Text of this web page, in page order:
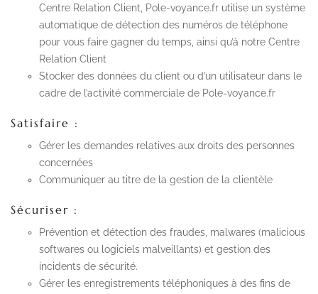
Centre Relation Client, Pole-voyance.fr utilise un système
automatique de détection des numéros de téléphone
pour vous faire gagner du temps, ainsi qu’à notre Centre
Relation Client
Stocker des données du client ou d’un utilisateur dans le
cadre de l’activité commerciale de Pole-voyance.fr
Satisfaire :
Gérer les demandes relatives aux droits des personnes
concernées
Communiquer au titre de la gestion de la clientèle
Sécuriser :
Prévention et détection des fraudes, malwares (malicious
softwares ou logiciels malveillants) et gestion des
incidents de sécurité.
Gérer les enregistrements téléphoniques à des fins de